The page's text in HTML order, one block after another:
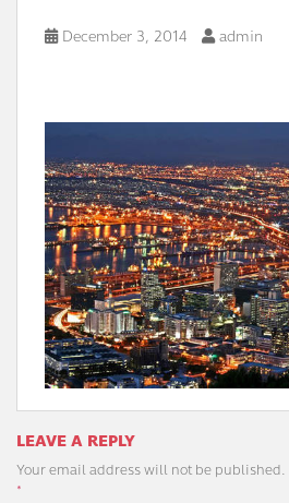
December 3, 2014 admin
LEAVE A REPLY
Your email address will not be published.
*